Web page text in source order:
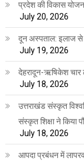
प्रदेश की विकास
July 20, 2026
दून अस्पताल: इलाज से
July 19, 2026
देहरादून-ऋषिकेश चार
July 18, 2026
उत्तराखंड संस्कृत
संस्कृत शिक्षा ने किया
July 18, 2026
आपदा प्रबंधन में